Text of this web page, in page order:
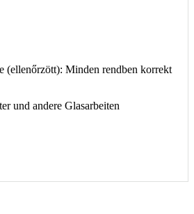
(ellenőrzött): Minden rendben korrekt
und andere Glasarbeiten